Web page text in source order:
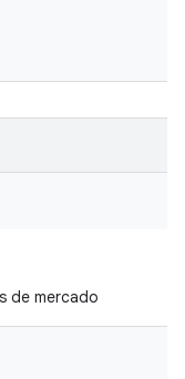
de mercado